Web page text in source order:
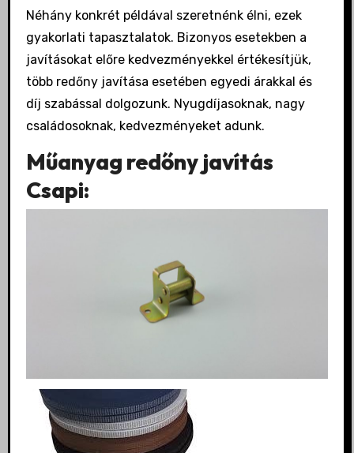
Néhány konkrét példával szeretnénk élni, ezek
gyakorlati tapasztalatok. Bizonyos esetekben a
javításokat előre kedvezményekkel értékesítjük,
több redőny javítása esetében egyedi árakkal és
díj szabással dolgozunk. Nyugdíjasoknak, nagy
családosoknak, kedvezményeket adunk.
Műanyag redőny javítás
Csapi: